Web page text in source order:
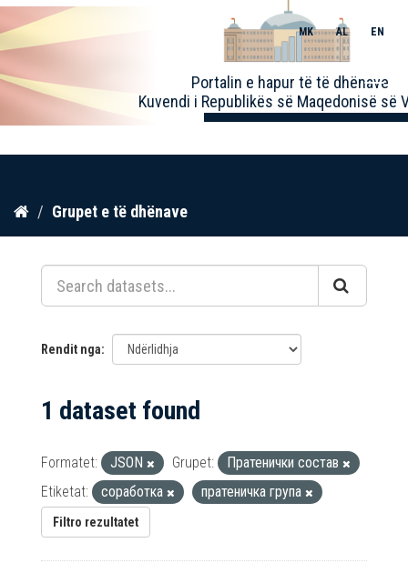
Kalo
përmbajtja
Portalin e hapur të të dhënave
Kuvendi i Republikës së Maqedonisë së
MK AL EN
Toggle
Grupet e të dhënave
Rendit nga
1 dataset found
Formatet: JSON Grupet:
Пратенички состав
Etiketat:
соработка пратеничка група
Filtro rezultatet